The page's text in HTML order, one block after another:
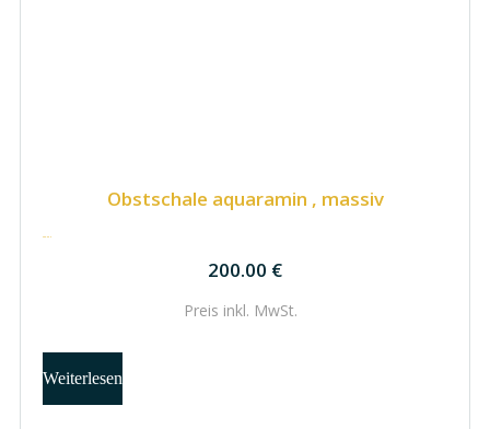
Obstschale aquaramin , massiv
200.00 €
200.00 €
Preis inkl. MwSt.
Weiterlesen